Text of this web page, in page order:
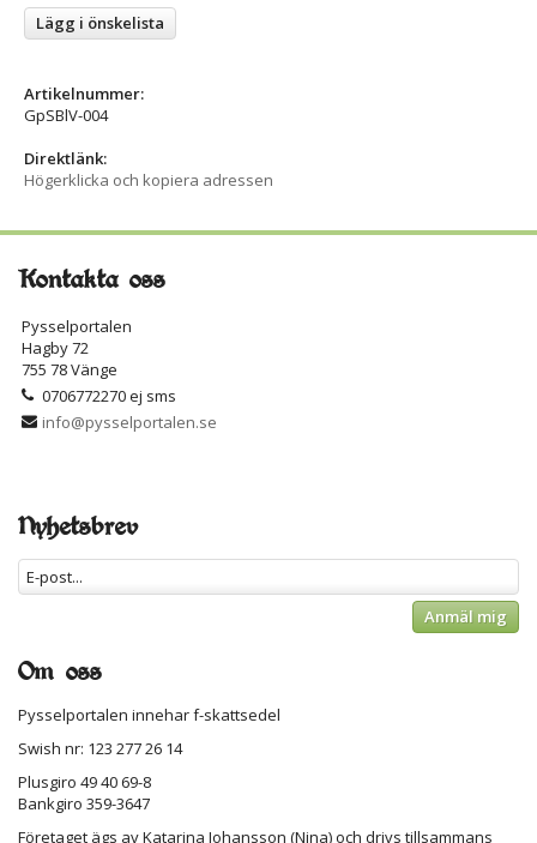
Lägg i önskelista
Artikelnummer:
GpSBlV-004
Direktlänk:
Högerklicka och kopiera adressen
Kontakta oss
Pysselportalen
Hagby 72
755 78 Vänge
0706772270 ej sms
info@pysselportalen.se
Nyhetsbrev
Anmäl mig
Om oss
Pysselportalen innehar f-skattsedel
Swish nr: 123 277 26 14
Plusgiro 49 40 69-8
Bankgiro 359-3647
Företaget ägs av Katarina Johansson (Nina) och drivs tillsammans